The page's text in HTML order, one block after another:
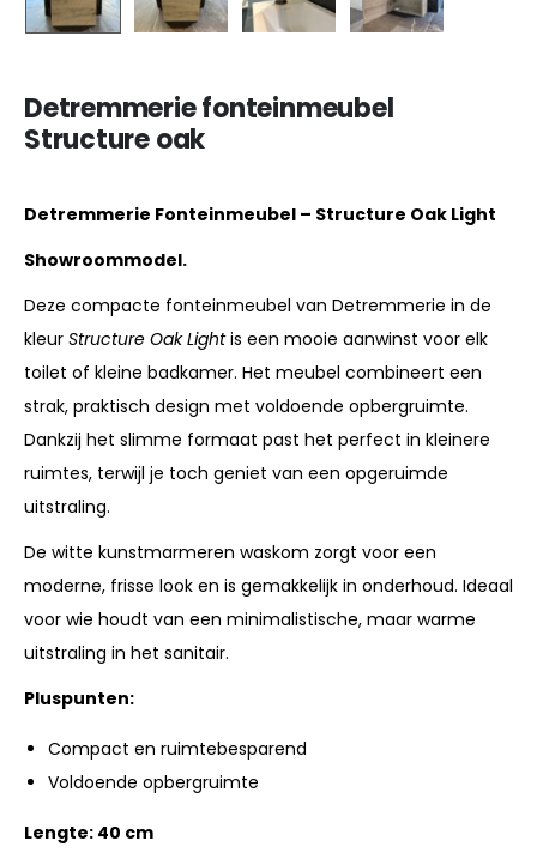
Detremmerie fonteinmeubel
Structure oak
Detremmerie Fonteinmeubel – Structure Oak Light
Showroommodel.
Deze compacte fonteinmeubel van Detremmerie in de
kleur Structure Oak Lightis een mooie aanwinst voor elk
toilet of kleine badkamer. Het meubel combineert een
strak, praktisch design met voldoende opbergruimte.
Dankzij het slimme formaat past het perfect in kleinere
ruimtes, terwijl je toch geniet van een opgeruimde
uitstraling.
De witte kunstmarmeren waskom zorgt voor een
moderne, frisse look en is gemakkelijk in onderhoud. Ideaal
voor wie houdt van een minimalistische, maar warme
uitstraling in het sanitair.
Pluspunten:
Compact en ruimtebesparend
Voldoende opbergruimte
Lengte: 40 cm